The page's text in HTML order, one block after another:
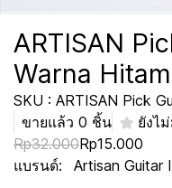
ARTISAN
Warna
SKU : ARTISAN Pick
ขายแล้ว 0 ชิ้น
ยังไ
Rp32.000Rp15.000
แบรนด์:
Artisan Guitar